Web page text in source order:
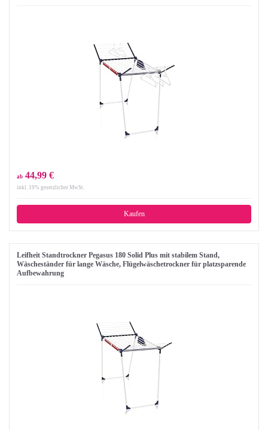
ab 44,99 €
inkl. 19% gesetzlicher MwSt.
Kaufen
Leifheit Standtrockner Pegasus 180 Solid Plus mit stabilem Stand,
Wäscheständer für lange Wäsche, Flügelwäschetrockner für platzsparende
Aufbewahrung